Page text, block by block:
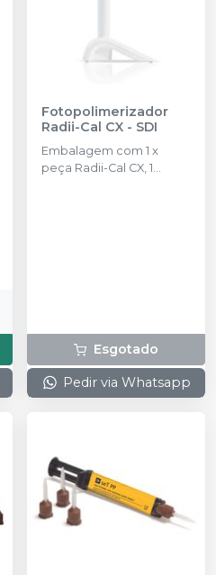
Fotopolimerizador
Radii-Cal CX - SDI
Embalagem com 1 x
peça Radii-Cal CX, 1
Esgotado
Pedir via Whatsapp